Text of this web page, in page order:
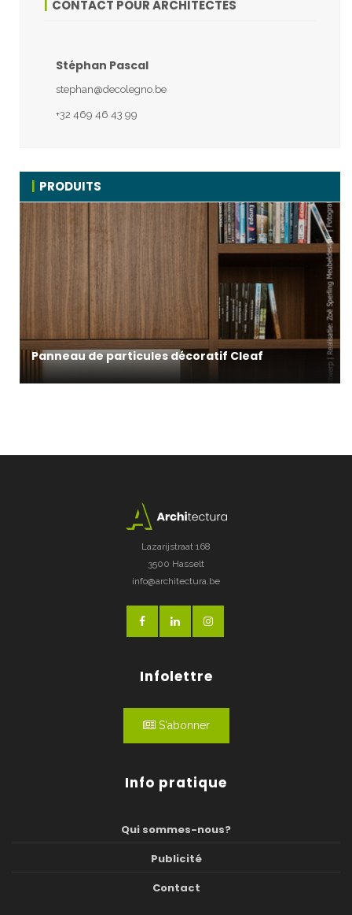
CONTACT POUR ARCHITECTES
Stéphan Pascal
stephan@decolegno.be
+32 469 46 43 99
PRODUITS
Panneau de particules décoratif Cleaf
Cleaf HPL
Lazarijstraat 168
3500 Hasselt
info@architectura.be
Infolettre
S'abonner
Info pratique
Qui sommes-nous?
Publicité
Contact